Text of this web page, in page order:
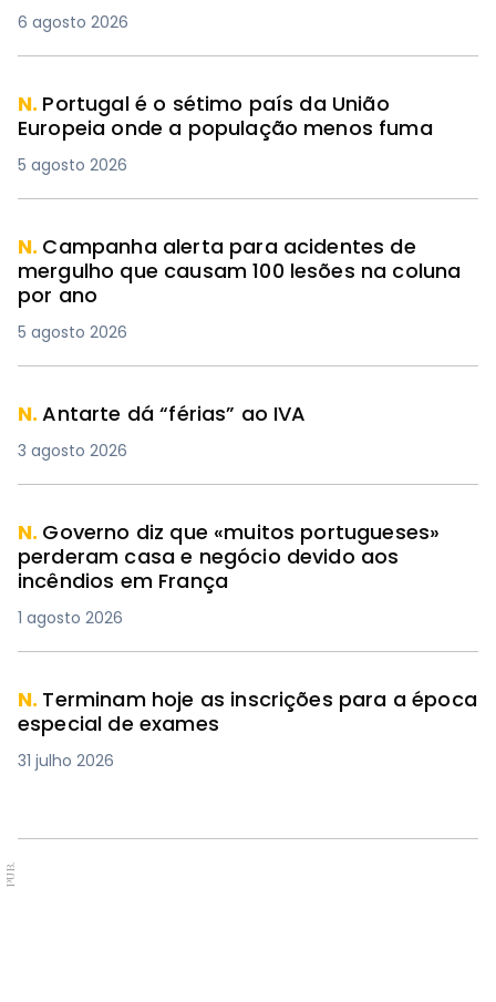
6 agosto 2026
N. Portugal é o sétimo país da União
Europeia onde a população menos fuma
5 agosto 2026
N. Campanha alerta para acidentes de
mergulho que causam 100 lesões na coluna
por ano
5 agosto 2026
N.Antarte dá “férias” ao IVA
3 agosto 2026
N. Governo diz que «muitos portugueses»
perderam casa e negócio devido aos
incêndios em França
1 agosto 2026
N. Terminam hoje as inscrições para a época
especial de exames
31 julho 2026
PUB.